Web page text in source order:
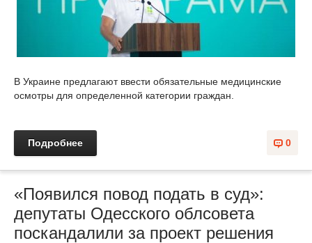
В Украине предлагают ввести обязательные медицинские
осмотры для определенной категории граждан.
0
Подробнее
«Появился повод подать в суд»:
депутаты Одесского облсовета
поскандалили за проект решения